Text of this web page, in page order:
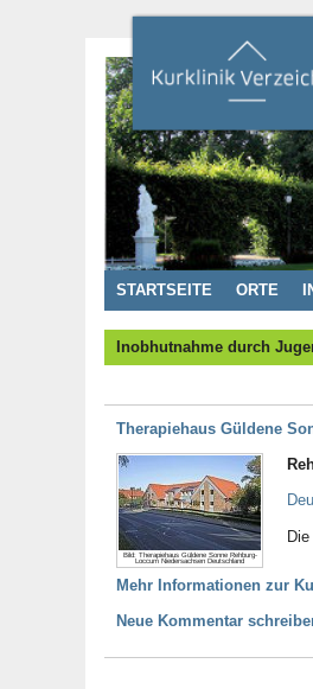
STARTSEITE ORTE
Inobhutnahme durch
Therapiehaus Güldene
Bild: Therapiehaus Güldene Sonne Rehburg-
Loccum Niedersachsen Deutschland
Mehr Informationen zur
Neue Kommentar